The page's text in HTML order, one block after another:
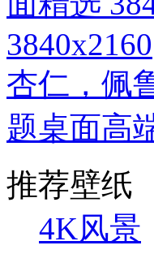
3840x2160
杏仁，佩
题桌面高
推荐壁纸
4K风景